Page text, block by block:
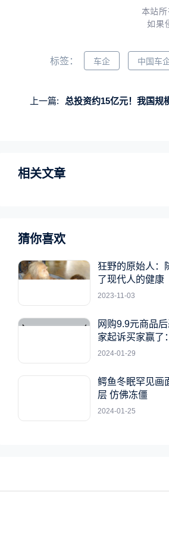
本站
如果
标签： 车企 中国车
上一篇: 总投资约15亿元！我国规模最
相关文章
猜你喜欢
狂野的原始人：
了现代人的健康
2023-11-03
网购9.9元商品
家起诉买家赢了
2024-01-29
鳄鱼冬眠罕见画
层 仿佛冻僵
2024-01-25